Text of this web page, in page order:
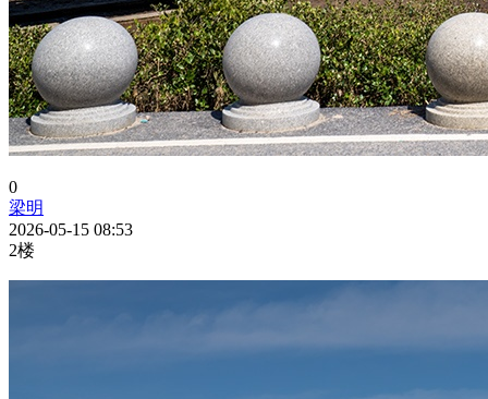
0
梁明
2026-05-15 08:53
2楼